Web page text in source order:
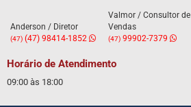
Anderson / Diretor
(47) (47) 98414-1852
Valmor / Consultor de
Vendas
(47)99902-7379
Horário de Atendimento
09:00 às 18:00